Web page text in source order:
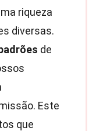
riqueza
diversas.
de
Este
que